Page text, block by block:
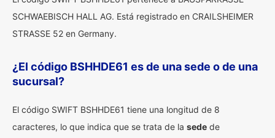
SCHWAEBISCH HALL AG. Está registrado en CRAILSHEIMER
STRASSE 52 en Germany.
¿El código BSHHDE61 es de una sede o de una
sucursal?
El código SWIFT BSHHDE61 tiene una longitud de 8
caracteres, lo que indica que se trata de la sede de